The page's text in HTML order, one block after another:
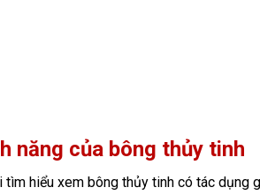
năng của bông thủy tinh
tìm hiểu xem bông thủy tinh có tác dụng